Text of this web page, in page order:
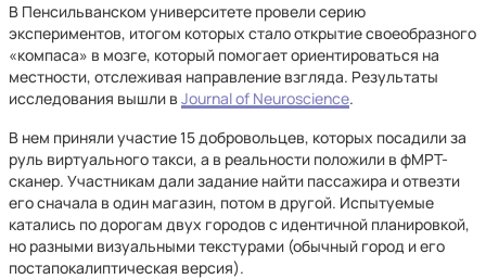
В Пенсильванском университете провели серию
экспериментов, итогом которых стало открытие своеобразного
«компаса» в мозге, который помогает ориентироваться на
местности, отслеживая направление взгляда. Результаты
исследования вышли в Journal of Neuroscience.
В нем приняли участие 15 добровольцев, которых посадили за
руль виртуального такси, а в реальности положили в фМРТ-
сканер. Участникам дали задание найти пассажира и отвезти
его сначала в один магазин, потом в другой. Испытуемые
катались по дорогам двух городов с идентичной планировкой,
но разными визуальными текстурами (обычный город и его
постапокалиптическая версия).